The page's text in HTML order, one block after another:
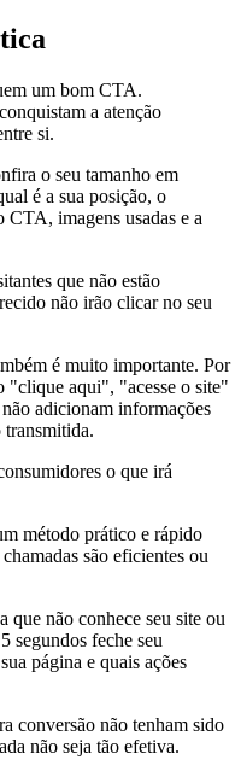
um bom CTA.
a atenção
si.
o seu tamanho em
é a sua posição, o
CTA, imagens usadas e a
que não estão
não irão clicar no seu
é muito importante. Por
"clique aqui", "acesse o site"
adicionam informações
transmitida.
o que irá
método prático e rápido
são eficientes ou
que não conhece seu site ou
segundos feche seu
página e quais ações
conversão não tenham sido
não seja tão efetiva.